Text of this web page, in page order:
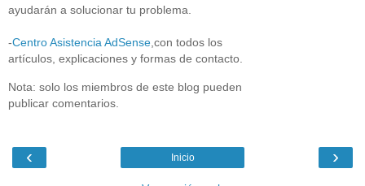
ayudarán a solucionar tu problema.
-Centro Asistencia AdSense,con todos los
artículos, explicaciones y formas de contacto.
Nota: solo los miembros de este blog pueden
publicar comentarios.
‹ ›
Inicio